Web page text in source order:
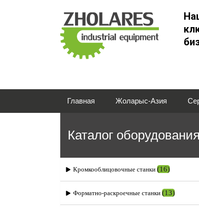
Главная Жоларыс-Азия
Каталог оборудования
Кромкооблицовочные станки (16)
Форматно-раскроечные станки (13)